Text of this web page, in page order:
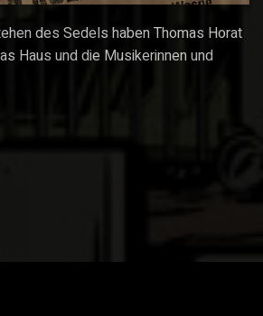
des Sedels haben Thomas Horat
Haus und die Musikerinnen und